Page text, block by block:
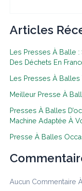
Articles
Les Presses À Balle
Des Déchets En
Les Presses À Balles
Meilleur Presse À
Presses À Balles
Machine Adaptée À
Presse À Balles
Aucun Commentaire